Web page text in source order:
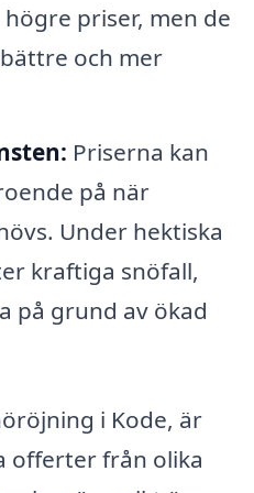
priser, men de
och mer
Priserna kan
på när
Under hektiska
kraftiga snöfall,
på grund av ökad
i Kode, är
offerter från olika